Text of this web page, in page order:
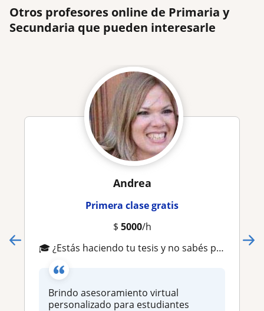
Otros profesores online de Primaria y
Secundaria que pueden interesarle
Andrea
Primera clase gratis
$ 5000/h
🎓 ¿Estás haciendo tu tesis y no sabés por dónde empezar?
Brindo asesoramiento virtual
personalizado para estudiantes